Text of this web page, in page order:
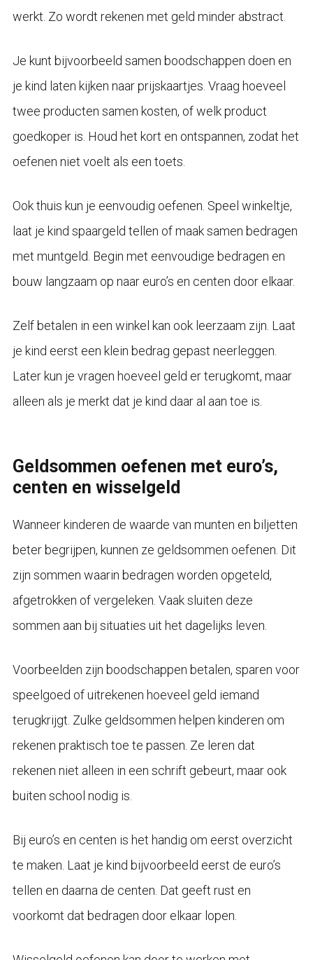
werkt. Zo wordt rekenen met geld minder abstract.
Je kunt bijvoorbeeld samen boodschappen doen en
je kind laten kijken naar prijskaartjes. Vraag hoeveel
twee producten samen kosten, of welk product
goedkoper is. Houd het kort en ontspannen, zodat het
oefenen niet voelt als een toets.
Ook thuis kun je eenvoudig oefenen. Speel winkeltje,
laat je kind spaargeld tellen of maak samen bedragen
met muntgeld. Begin met eenvoudige bedragen en
bouw langzaam op naar euro’s en centen door elkaar.
Zelf betalen in een winkel kan ook leerzaam zijn. Laat
je kind eerst een klein bedrag gepast neerleggen.
Later kun je vragen hoeveel geld er terugkomt, maar
alleen als je merkt dat je kind daar al aan toe is.
Geldsommen oefenen met euro’s,
centen en wisselgeld
Wanneer kinderen de waarde van munten en biljetten
beter begrijpen, kunnen ze geldsommen oefenen. Dit
zijn sommen waarin bedragen worden opgeteld,
afgetrokken of vergeleken. Vaak sluiten deze
sommen aan bij situaties uit het dagelijks leven.
Voorbeelden zijn boodschappen betalen, sparen voor
speelgoed of uitrekenen hoeveel geld iemand
terugkrijgt. Zulke geldsommen helpen kinderen om
rekenen praktisch toe te passen. Ze leren dat
rekenen niet alleen in een schrift gebeurt, maar ook
buiten school nodig is.
Bij euro’s en centen is het handig om eerst overzicht
te maken. Laat je kind bijvoorbeeld eerst de euro’s
tellen en daarna de centen. Dat geeft rust en
voorkomt dat bedragen door elkaar lopen.